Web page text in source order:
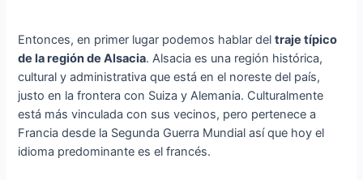
Entonces, en primer lugar podemos hablar deltraje típico
de la región de Alsacia. Alsacia es una región histórica,
cultural y administrativa que está en el noreste del país,
justo en la frontera con Suiza y Alemania. Culturalmente
está más vinculada con sus vecinos, pero pertenece a
Francia desde la Segunda Guerra Mundial así que hoy el
idioma predominante es el francés.